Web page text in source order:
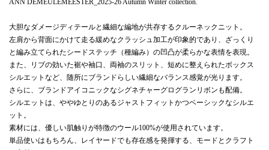
大胆なダメージディテールと繊細な編地が共存するクルーネックニット。
左肩から背面にかけて走る緩めなクラッシュ加工が印象的であり、ざっくり
と編み立てられたシードステッチ（種編み）の凹凸が柔らかな表情を表現。
また、リブの効いた裾や袖口、両袖のスリット、短めに整えられたボックス
シルエットなど、随所にブランドらしい繊細なバランス感覚が光ります。
さらに、ブランドアイコニックなシグネチャーグログランリボンも配備。
シルエットは、ややゆとりのあるジャストフィットかつベーシックなシルエ
ット。
素材には、優しい肌触りが特徴のウール100%が使用されています。
単品使いはもちろん、レイヤードでも存在感を発揮する、モードとクラフト